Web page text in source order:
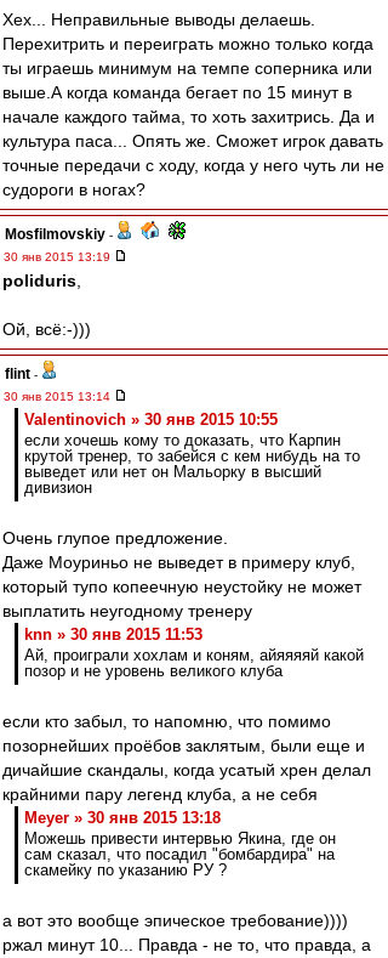
Хех... Неправильные выводы делаешь.
Перехитрить и переиграть можно только когда
ты играешь минимум на темпе соперника или
выше.А когда команда бегает по 15 минут в
начале каждого тайма, то хоть захитрись. Да и
культура паса... Опять же. Сможет игрок давать
точные передачи с ходу, когда у него чуть ли не
судороги в ногах?
Mosfilmovskiy -
30 янв 2015 13:19
poliduris
Ой, всё:-)))
flint -
30 янв 2015 13:14
Valentinovich » 30 янв 2015 10:55
если хочешь кому то доказать, что Карпин
крутой тренер, то забейся с кем нибудь на то
выведет или нет он Мальорку в высший
дивизион
Очень глупое предложение.
Даже Моуриньо не выведет в примеру клуб,
который тупо копеечную неустойку не может
выплатить неугодному тренеру
knn » 30 янв 2015 11:53
Ай, проиграли хохлам и коням, айяяяяй какой
позор и не уровень великого клуба
если кто забыл, то напомню, что помимо
позорнейших проёбов заклятым, были еще и
дичайшие скандалы, когда усатый хрен делал
крайними пару легенд клуба, а не себя
Meyer » 30 янв 2015 13:18
Можешь привести интервью Якина, где он
сам сказал, что посадил "бомбардира" на
скамейку по указанию РУ ?
а вот это вообще эпическое требование))))
ржал минут 10... Правда - не то, что правда, а